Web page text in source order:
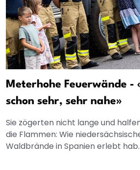
Meterhohe Feuerwände -
schon sehr, sehr nahe»
Sie zögerten nicht lange und
die Flammen: Wie
Waldbrände in Spanien erlebt